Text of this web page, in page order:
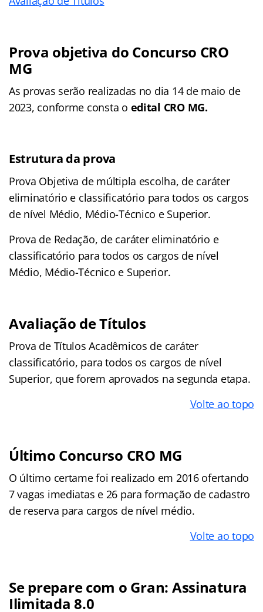
Prova objetiva do Concurso CRO
MG
As provas serão realizadas no dia 14 de maio de
2023, conforme consta o edital CRO MG.
Estrutura da prova
Prova Objetiva de múltipla escolha, de caráter
eliminatório e classificatório para todos os cargos
de nível Médio, Médio-Técnico e Superior.
Prova de Redação, de caráter eliminatório e
classificatório para todos os cargos de nível
Médio, Médio-Técnico e Superior.
Avaliação de Títulos
Prova de Títulos Acadêmicos de caráter
classificatório, para todos os cargos de nível
Superior, que forem aprovados na segunda etapa.
Volte ao topo
Último Concurso CRO MG
O último certame foi realizado em 2016 ofertando
7 vagas imediatas e 26 para formação de cadastro
de reserva para cargos de nível médio.
Volte ao topo
Se prepare com o Gran: Assinatura
Ilimitada 8.0